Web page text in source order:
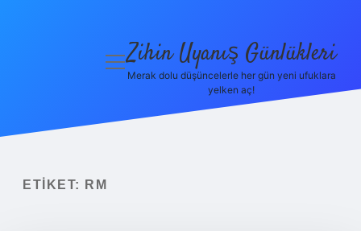
Politikası
menüyü
Zihin Uyanış Günlükleri
Merak dolu düşüncelerle her gün yeni ufuklara
yelken aç!
ETIKET: RM